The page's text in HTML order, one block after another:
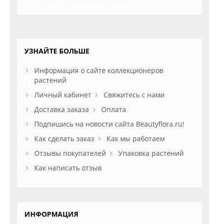
УЗНАЙТЕ БОЛЬШЕ
Информация о сайте коллекционеров
растений
Личный кабинет
Свяжитесь с нами
Доставка заказа
Оплата
Подпишись на новости сайта Beautyflora.ru!
Как сделать заказ
Как мы работаем
Отзывы покупателей
Упаковка растений
Как написать отзыв
ИНФОРМАЦИЯ